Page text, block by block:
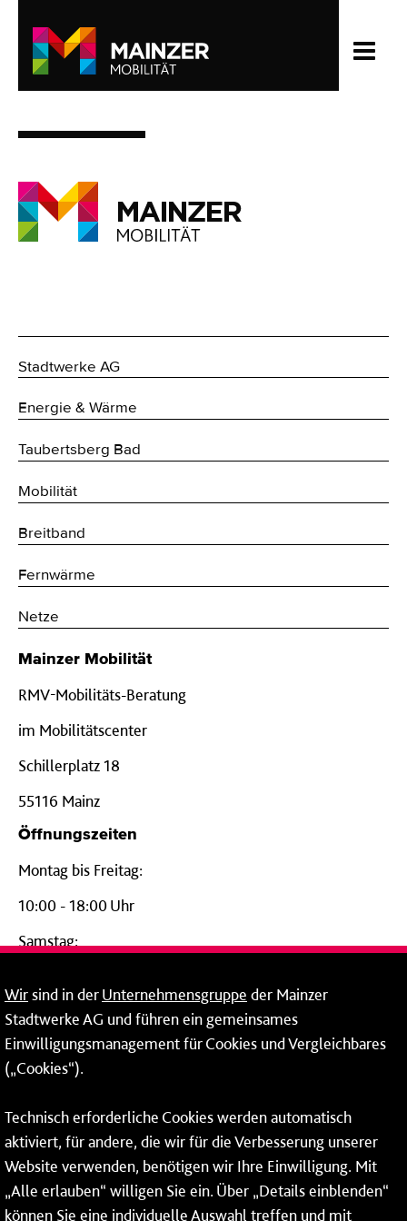
Stadtwerke AG
Energie & Wärme
Taubertsberg Bad
Mobilität
Breitband
Fernwärme
Netze
Mainzer Mobilität
RMV-Mobilitäts-Beratung
im Mobilitätscenter
Schillerplatz 18
55116 Mainz
Öffnungszeiten
Montag bis Freitag:
10:00 - 18:00 Uhr
Samstag:
24-Stunden-Telefon*
06131 – 12 77 77
Fax: 06131 – 12 66 66
* Montags bis freitags bis 7 und ab 18 Uhr sowie an
Wochenenden und Feiertagen ganztags werden Ihre
Anrufe je nach Themenauswahl an ein Callcenter des
RMV oder von nextbike weitergeleitet. Dort erhalten Sie
Wirsind in derUnternehmensgruppe der Mainzer
Stadtwerke AG und führen ein gemeinsames
Einwilligungsmanagement für Cookies und Vergleichbares
(„Cookies“).
Technisch erforderliche Cookies werden automatisch
aktiviert, für andere, die wir für die Verbesserung unserer
Website verwenden, benötigen wir Ihre Einwilligung. Mit
„Alle erlauben“ willigen Sie ein. Über „Details einblenden“
können Sie eine individuelle Auswahl treffen und mit